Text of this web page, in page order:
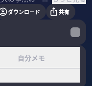
ダウンロード 共有
自分メモ